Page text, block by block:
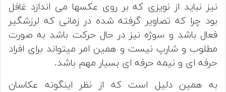
نیز نباید از نویزی که بر روی عکسها می اندازد غافل
بود چرا که تصاویر گرفته شده در زمانی که لرزشگیر
فعال باشد و سوژه نیز در حال حرکت باشد به صورت
مطلوب و شارپ نیست و همین امر میتواند برای افراد
حرفه ای و نیمه حرفه ای بسیار مهم باشد.
به همین دلیل است که از نظر اینگونه عکاسان